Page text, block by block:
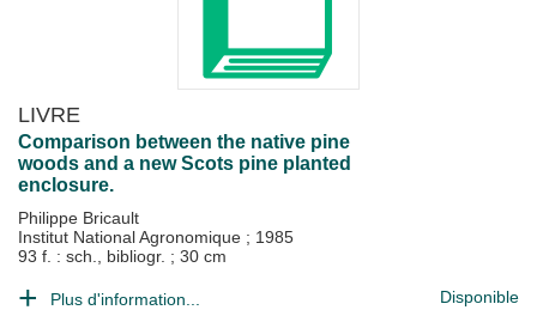
LIVRE
Comparison between the native pine
woods and a new Scots pine planted
enclosure.
Philippe Bricault
Institut National Agronomique ; 1985
93 f. : sch., bibliogr. ; 30 cm
Plus d'information... Disponible